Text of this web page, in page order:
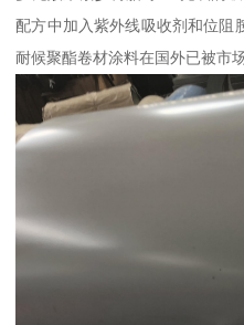
配方中加入紫外线吸收剂和位阻
耐候聚酯卷材涂料在国外已被市